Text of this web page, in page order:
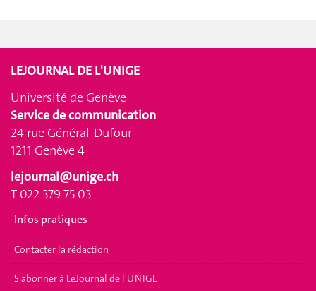
LEJOURNAL DE L'UNIGE
Université de Genève
Service de communication
24 rue Général-Dufour
1211 Genève 4
lejournal@unige.ch
T 022 379 75 03
Infos pratiques
Contacter la rédaction
S'abonner à LeJournal de l'UNIGE